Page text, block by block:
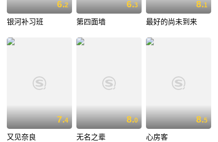
6.2
银河补习班
6.3
第四面墙
8.1
最好的尚未到来
7.4
又见奈良
8.0
无名之辈
8.5
心房客